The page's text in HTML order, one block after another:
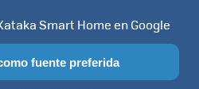
SMART TV SELECCIÓN
Smart Home en Google
fuente preferida